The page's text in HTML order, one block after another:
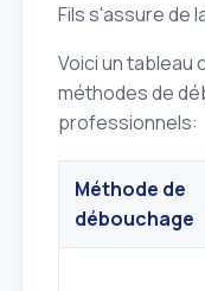
Fils s'assure de
Voici un tableau
méthodes de
professionnels:
Méthode de
débouchage